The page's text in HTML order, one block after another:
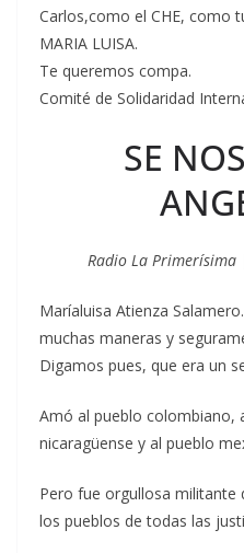
Carlos,como el CHE, como
MARIA LUISA.
Te queremos compa.
Comité de Solidaridad
SE
Radio La
Maríaluisa Atienza
muchas maneras y
Digamos pues, que era un
Amó al pueblo colombiano,
nicaragüense y al pueblo
Pero fue orgullosa militante
los pueblos de todas las